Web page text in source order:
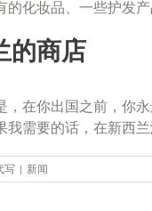
的化妆品、一些护发
的商店
，在你出国之前，你
我需要的话，在新西
写 | 新闻